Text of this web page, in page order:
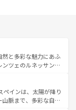
と多彩な魅力にあふ
ツェのルネッサンス
アマルフィ海岸の絶
の合間には、本場の
理を堪能することも
ペインは、太陽が降り
脈まで、多彩な自然